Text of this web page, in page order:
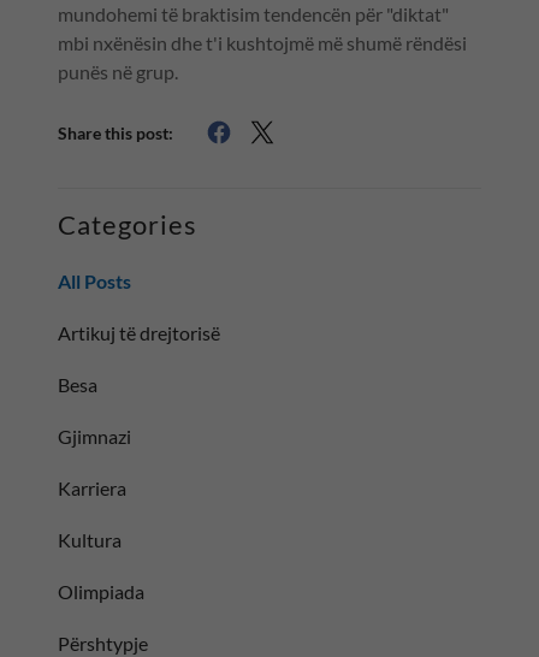
mundohemi të braktisim tendencën për "diktat"
mbi nxënësin dhe t'i kushtojmë më shumë rëndësi
punës në grup.
Share this post:
Categories
All Posts
Artikuj të drejtorisë
Besa
Gjimnazi
Karriera
Kultura
Olimpiada
Përshtypje